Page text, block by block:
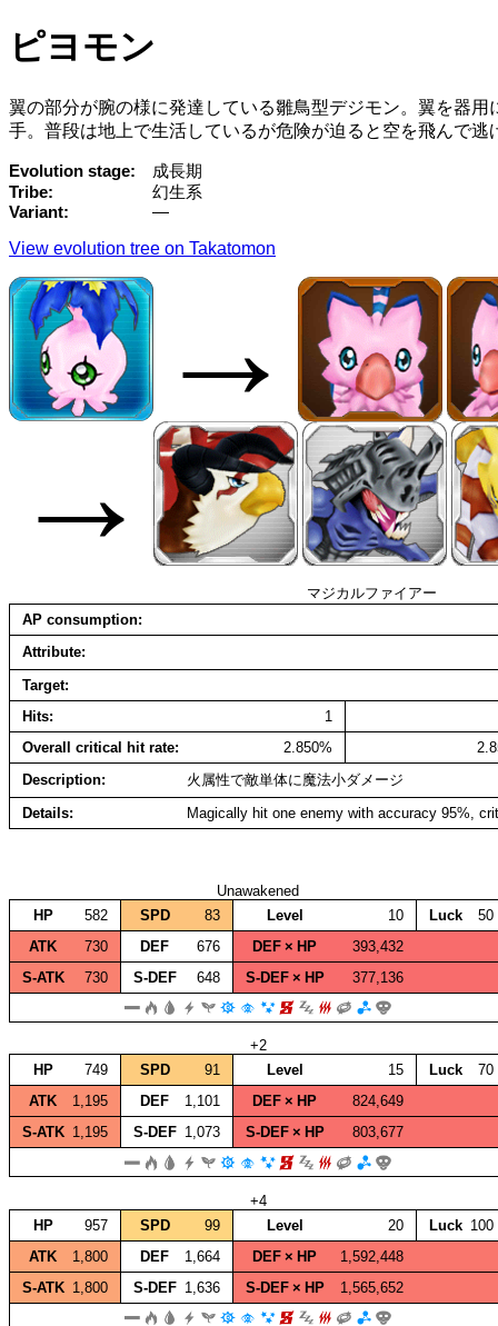
ピヨモン
翼の部分が腕の様に発達している雛鳥型デジモン。翼を器
手。普段は地上で生活しているが危険が迫ると空を飛んで
Evolution stage
成長期
Tribe
幻生系
Variant
—
View evolution tree on Takatomon
→
→
マジカルファイアー
AP consumption
Attribute
Target
Hits
1
Overall critical hit rate
2.850%
Description
火属性で敵単体に魔法小ダメージ
Details
Magically hit one enemy with accuracy 95%,
Unawakened
HP
582 SPD 83 Level 10 Luck
50
ATK
730 DEF 676 DEF × HP
393,432
S‑ATK
730 S‑DEF 648 S‑DEF × HP 377,136
+2
HP
749 SPD 91 Level 15 Luck
70
ATK
1,195 DEF 1,101 DEF × HP
824,649
S‑ATK 1,195 S‑DEF 1,073 S‑DEF × HP 803,677
+4
HP
957 SPD 99 Level 20 Luck 100
ATK
1,800 DEF 1,664 DEF × HP
1,592,448
S‑ATK 1,800 S‑DEF 1,636 S‑DEF × HP 1,565,652